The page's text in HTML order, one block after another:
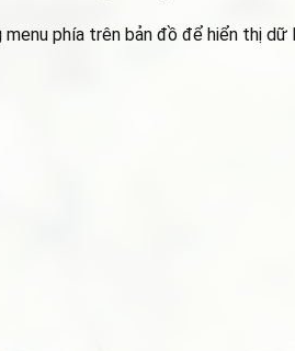
phía trên bản đồ để hiển thị dữ